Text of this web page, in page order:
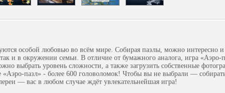
особой любовью во всём мире. Собирая пазлы, можно интересно и
и в окружении семьи. В отличие от бумажного аналога, игра «Аэро-
выбрать уровень сложности, а также загрузить собственные
«Аэро-пазл» - более 600 головоломок! Чтобы вы не выбрали —
— вас в любом случае ждёт увлекательнейшая игра!